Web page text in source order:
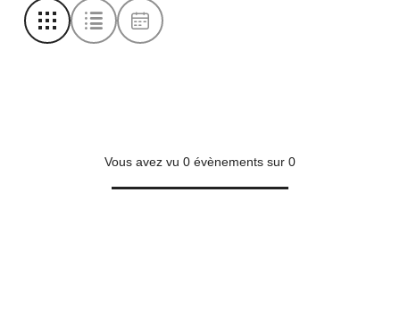
Vous avez vu 0 évènements sur 0